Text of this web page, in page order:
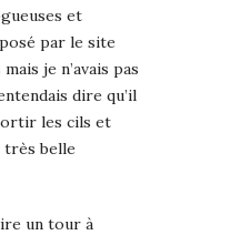
et
par le site
je n’avais pas
dire qu’il
les cils et
très belle
un tour à